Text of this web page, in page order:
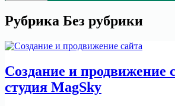
Рубрика Без рубрики
Создание и продвижение
студия MagSky